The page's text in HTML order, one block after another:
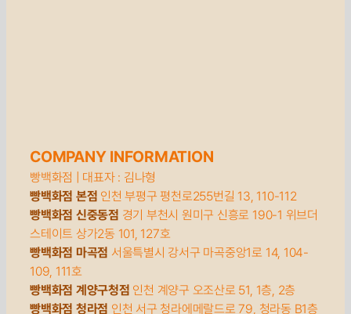
COMPANY INFORMATION
빵백화점 | 대표자 : 김나형
빵백화점 본점 인천 부평구 평천로255번길 13, 110-112
빵백화점 신중동점 경기 부천시 원미구 신흥로 190-1 위브더
스테이트 상가2동 101, 127호
빵백화점 마곡점 서울특별시 강서구 마곡중앙1로 14, 104-
109, 111호
빵백화점 계양구청점 인천 계양구 오조산로 51, 1층, 2층
빵백화점 청라점 인천 서구 청라에메랄드로 79, 청라동 B1층